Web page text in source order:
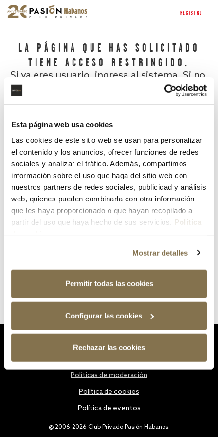
Esta página web usa cookies
Las cookies de este sitio web se usan para personalizar
el contenido y los anuncios, ofrecer funciones de redes
sociales y analizar el tráfico. Además, compartimos
información sobre el uso que haga del sitio web con
nuestros partners de redes sociales, publicidad y análisis
web, quienes pueden combinarla con otra información
que les haya proporcionado o que hayan recopilado a
partir del uso que haya hecho de sus servicios. Política
Mostrar detalles
Permitir todas las cookies
Configurar las cookies
Rechazar las cookies
REGISTRO
LA PÁGINA QUE HAS SOLICITADO
TIENE ACCESO RESTRINGIDO.
Si ya eres usuario, ingresa al sistema. Si no,
¿Has olvidado tu contraseña?
@ 2006-2026 Club Privado Pasión Habanos.
Políticas de moderación
Política de cookies
Política de eventos